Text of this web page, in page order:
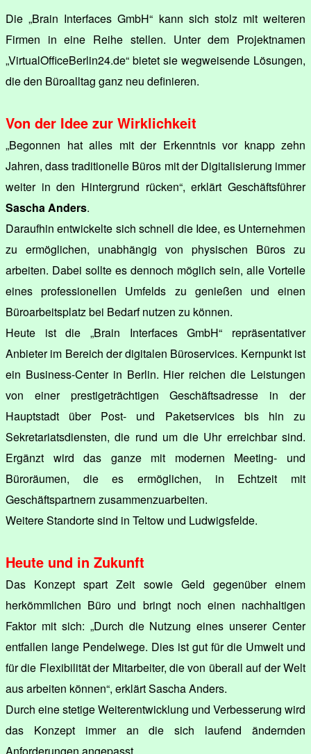
Die „Brain Interfaces GmbH“ kann sich stolz mit weiteren
Firmen in eine Reihe stellen. Unter dem Projektnamen
„VirtualOfficeBerlin24.de“ bietet sie wegweisende Lösungen,
die den Büroalltag ganz neu definieren.
Von der Idee zur Wirklichkeit
„Begonnen hat alles mit der Erkenntnis vor knapp zehn
Jahren, dass traditionelle Büros mit der Digitalisierung immer
weiter in den Hintergrund rücken“, erklärt Geschäftsführer
Sascha Anders.
Daraufhin entwickelte sich schnell die Idee, es Unternehmen
zu ermöglichen, unabhängig von physischen Büros zu
arbeiten. Dabei sollte es dennoch möglich sein, alle Vorteile
eines professionellen Umfelds zu genießen und einen
Büroarbeitsplatz bei Bedarf nutzen zu können.
Heute ist die „Brain Interfaces GmbH“ repräsentativer
Anbieter im Bereich der digitalen Büroservices. Kernpunkt ist
ein Business-Center in Berlin. Hier reichen die Leistungen
von einer prestigeträchtigen Geschäftsadresse in der
Hauptstadt über Post- und Paketservices bis hin zu
Sekretariatsdiensten, die rund um die Uhr erreichbar sind.
Ergänzt wird das ganze mit modernen Meeting- und
Büroräumen, die es ermöglichen, in Echtzeit mit
Geschäftspartnern zusammenzuarbeiten.
Weitere Standorte sind in Teltow und Ludwigsfelde.
Heute und in Zukunft
Das Konzept spart Zeit sowie Geld gegenüber einem
herkömmlichen Büro und bringt noch einen nachhaltigen
Faktor mit sich: „Durch die Nutzung eines unserer Center
entfallen lange Pendelwege. Dies ist gut für die Umwelt und
für die Flexibilität der Mitarbeiter, die von überall auf der Welt
aus arbeiten können“, erklärt Sascha Anders.
Durch eine stetige Weiterentwicklung und Verbesserung wird
das Konzept immer an die sich laufend ändernden
Anforderungen angepasst.